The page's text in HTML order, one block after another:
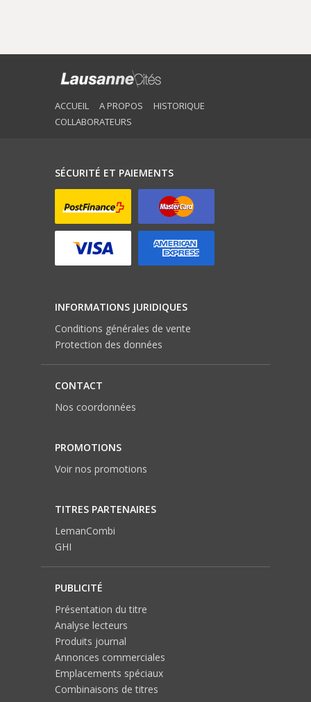
ACCUEIL A PROPOS
HISTORIQUE
COLLABORATEURS
SÉCURITÉ ET PAIEMENTS
INFORMATIONS JURIDIQUES
Conditions générales de vente
Protection des données
CONTACT
Nos coordonnées
PROMOTIONS
Voir nos promotions
TITRES PARTENAIRES
LemanCombi
GHI
PUBLICITÉ
Présentation du titre
Analyse lecteurs
Produits journal
Annonces commerciales
Emplacements spéciaux
Combinaisons de titres